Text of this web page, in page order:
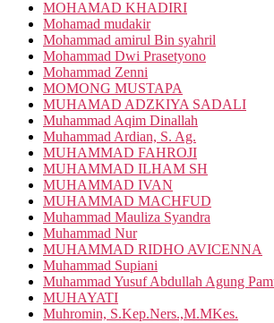
MOHAMAD KHADIRI
Mohamad mudakir
Mohammad amirul Bin syahril
Mohammad Dwi Prasetyono
Mohammad Zenni
MOMONG MUSTAPA
MUHAMAD ADZKIYA SADALI
Muhammad Aqim Dinallah
Muhammad Ardian, S. Ag.
MUHAMMAD FAHROJI
MUHAMMAD ILHAM SH
MUHAMMAD IVAN
MUHAMMAD MACHFUD
Muhammad Mauliza Syandra
Muhammad Nur
MUHAMMAD RIDHO AVICENNA
Muhammad Supiani
Muhammad Yusuf Abdullah Agung
MUHAYATI
Muhromin, S.Kep.Ners.,M.MKes.